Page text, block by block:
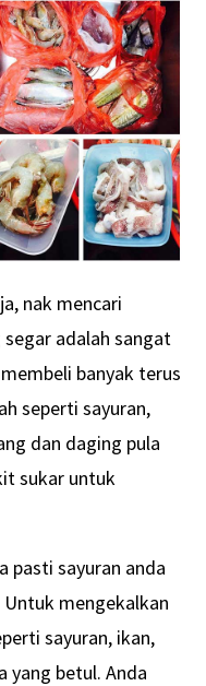
nak mencari
adalah sangat
banyak terus
seperti sayuran,
dan daging pula
sukar untuk
pasti sayuran anda
mengekalkan
sayuran, ikan,
yang betul. Anda